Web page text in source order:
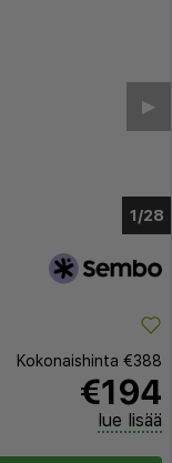
1/22
▶︎
Kokonaishinta €388
€194
lue lisää